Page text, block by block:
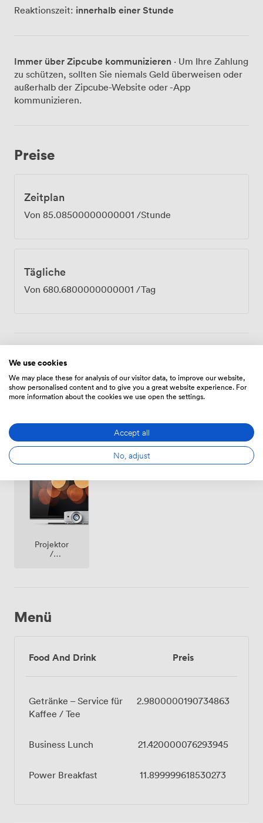
Reaktionszeit: innerhalb einer Stunde
Immer über Zipcube kommunizieren · Um Ihre Zahlung
zu schützen, sollten Sie niemals Geld überweisen oder
außerhalb der Zipcube-Website oder -App
kommunizieren.
Preise
Zeitplan
Von 85.08500000000001 /Stunde
Tägliche
Von 680.6800000000001 /Tag
Ausstattungen
Freiflächen
Wifi
Projektor
/
Menü
Food And Drink Preis
Getränke – Service für
Kaffee / Tee
2.9800000190734863
Business Lunch 21.420000076293945
Power Breakfast 11.899999618530273
We use cookies
We may place these for analysis of our visitor data, to improve our website,
show personalised content and to give you a great website experience. For
more information about the cookies we use open the settings.
Accept all
No, adjust